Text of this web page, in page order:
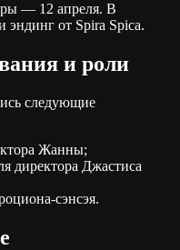
— 12 апреля. В
эндинг от Spira Spica.
и роли
следующие
Жанны;
директора Джастиса
сэнсэя.